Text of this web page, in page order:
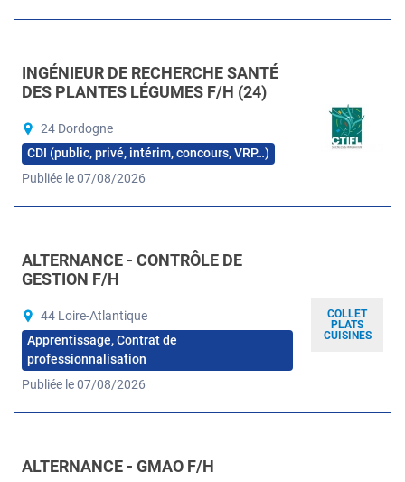
INGÉNIEUR DE RECHERCHE SANTÉ
DES PLANTES LÉGUMES F/H (24)
24 Dordogne
CDI (public, privé, intérim, concours, VRP…)
Publiée le 07/08/2026
COLLET
PLATS
CUISINES
ALTERNANCE - CONTRÔLE DE
GESTION F/H
44 Loire-Atlantique
Apprentissage, Contrat de
professionnalisation
Publiée le 07/08/2026
ALTERNANCE - GMAO F/H